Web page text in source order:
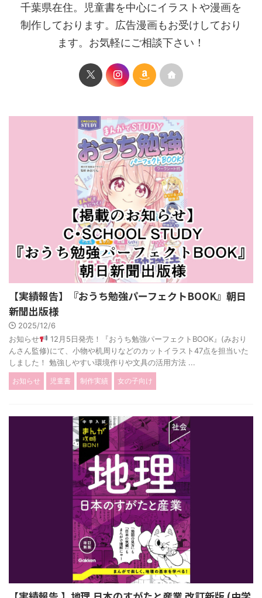
千葉県在住。児童書を中心にイラストや漫画を
制作しております。広告漫画もお受けしており
ます。お気軽にご相談下さい！
【実績報告】『おうち勉強パーフェクトBOOK』朝日
新聞出版様
2025/12/6
お知らせ
12月5日発売！『おうち勉強パーフェクトBOOK』(みおり
んさん監修)にて、小物や机周りなどのカットイラスト47点を担当いた
しました！ 勉強しやすい環境作りや文具の活用方法 ...
お知らせ 児童書 制作実績 女の子向け